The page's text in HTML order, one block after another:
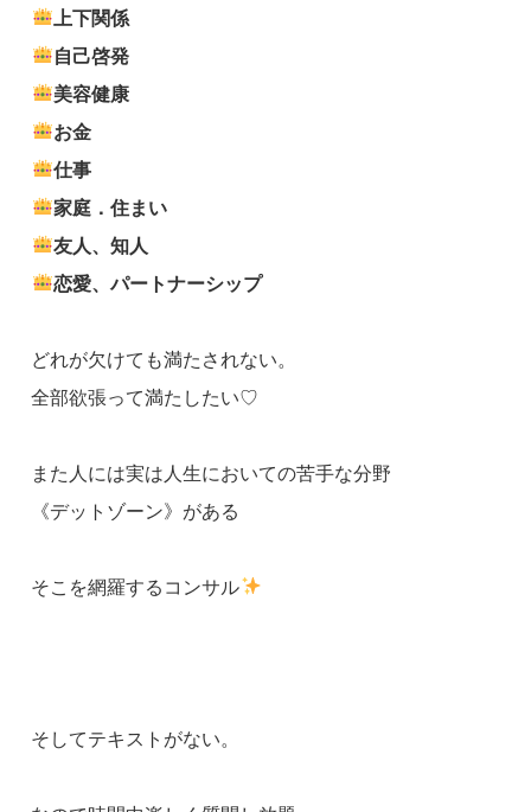
上下関係
自己啓発
美容健康
お金
仕事
家庭．住まい
友人、知人
恋愛、パートナーシップ
どれが欠けても満たされない。
全部欲張って満たしたい♡
また人には実は人生においての苦手な分野
《デットゾーン》がある
そこを網羅するコンサル
そしてテキストがない。